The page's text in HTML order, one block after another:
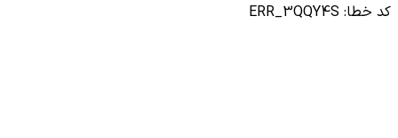
کد خطا: ERR_3QQY4S